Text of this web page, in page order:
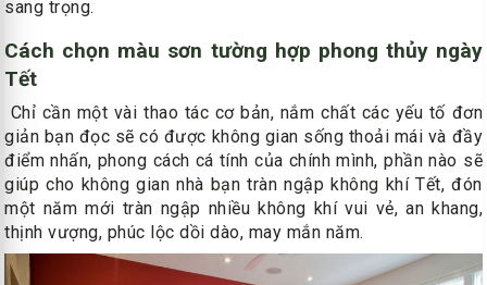
sang trọng.
Cách chọn màu sơn tường hợp phong thủy ngày
Tết
Chỉ cần một vài thao tác cơ bản, nắm chất các yếu tố đơn
giản bạn đọc sẽ có được không gian sống thoải mái và đầy
điểm nhấn, phong cách cá tính của chính mình, phần nào sẽ
giúp cho không gian nhà bạn tràn ngập không khí Tết, đón
một năm mới tràn ngập nhiều không khí vui vẻ, an khang,
thịnh vượng, phúc lộc dồi dào, may mắn năm.